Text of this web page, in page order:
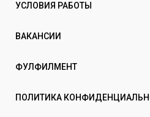
УСЛОВИЯ РАБОТЫ
ВАКАНСИИ
ФУЛФИЛМЕНТ
ПОЛИТИКА